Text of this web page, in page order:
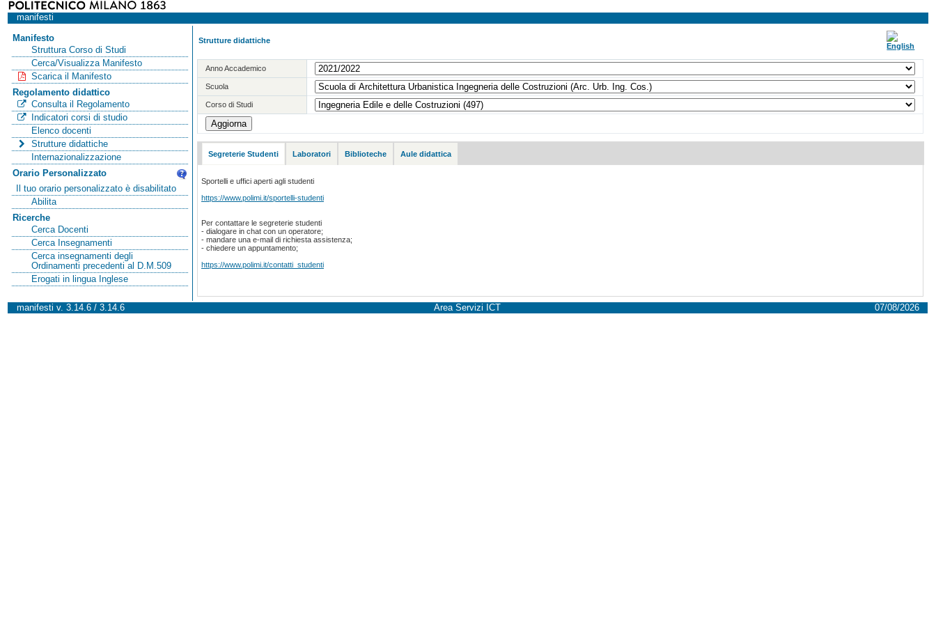
manifesti
Manifesto
Struttura Corso di Studi
Cerca/Visualizza Manifesto
Scarica il Manifesto
Regolamento didattico
Consulta il Regolamento
Indicatori corsi di studio
Elenco docenti
Strutture didattiche
Internazionalizzazione
Orario Personalizzato
Il tuo orario personalizzato è disabilitato
Abilita
Ricerche
Cerca Docenti
Cerca Insegnamenti
Cerca insegnamenti degli
Ordinamenti precedenti al D.M.509
Erogati in lingua Inglese
Strutture didattiche
Anno Accademico
Scuola
Corso di Studi
Segreterie Studenti Laboratori Biblioteche Aule didattica
Sportelli e uffici aperti agli studenti
https://www.polimi.it/sportelli-studenti
Per contattare le segreterie studenti
- dialogare in chat con un operatore;
- mandare una e-mail di richiesta assistenza;
- chiedere un appuntamento;
https://www.polimi.it/contatti_studenti
manifesti v. 3.14.6 / 3.14.6 Area Servizi ICT 07/08/2026